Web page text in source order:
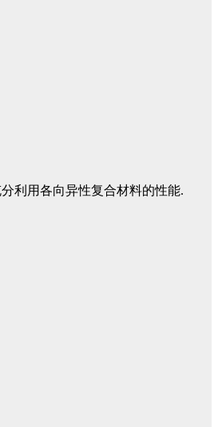
利用各向异性复合材料的性能.